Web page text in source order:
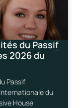
du Passif
2026 du
Passif
du
House